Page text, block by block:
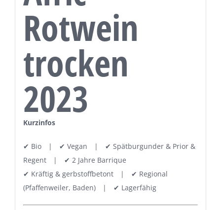
Rotwein
trocken
2023
Kurzinfos
✔ Bio | ✔ Vegan | ✔ Spätburgunder & Prior &
Regent | ✔ 2 Jahre Barrique
✔ Kräftig & gerbstoffbetont | ✔ Regional
(Pfaffenweiler, Baden) | ✔ Lagerfähig